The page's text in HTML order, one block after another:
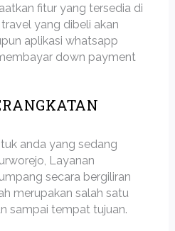
fitur yang tersedia di
yang dibeli akan
aplikasi whatsapp
down payment
anda yang sedang
Layanan
secara bergiliran
merupakan salah satu
sampai tempat tujuan.